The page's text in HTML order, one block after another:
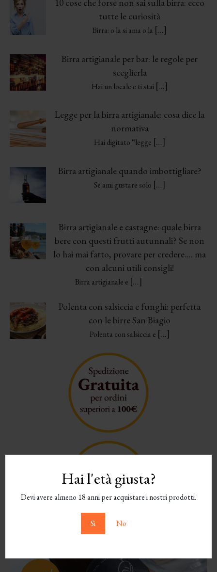
Hai l'età giusta?
Devi avere almeno 18 anni per acquistare i nostri prodotti.
Si No
10 cose che forse non sai sulla birra: ecco
tutte le curiosità
Birra: o la si ama o la […]
Birra artigianale per bar: le regole per
sceglierla
Hai un locale e ti stai […]
Legge per la birra artigianale: cosa dice la
normativa
Hai digitato “legge […]
Birra artigianale quando imbottigliare?
Se ami gustare solo […]
Birra artigianale e castagne: quale birra
bere con questi frutti autunnali? Se non
lo hai mai fatto, provare per credere…. ma
con alcuni utili consigli!
Birra artigianale e […]
Polenta con salsiccia e funghi: perfetta
con le birre San Biagio
Polenta con salsiccia e […]